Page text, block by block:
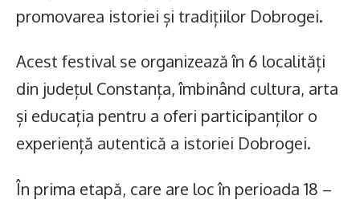
promovarea istoriei și tradițiilor Dobrogei.
Acest festival se organizează în 6 localități
din județul Constanța, îmbinând cultura, arta
și educația pentru a oferi participanților o
experiență autentică a istoriei Dobrogei.
În prima etapă, care are loc în perioada 18 –